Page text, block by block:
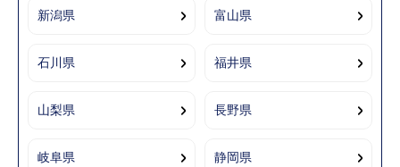
新潟県 富山県
石川県 福井県
山梨県 長野県
岐阜県 静岡県